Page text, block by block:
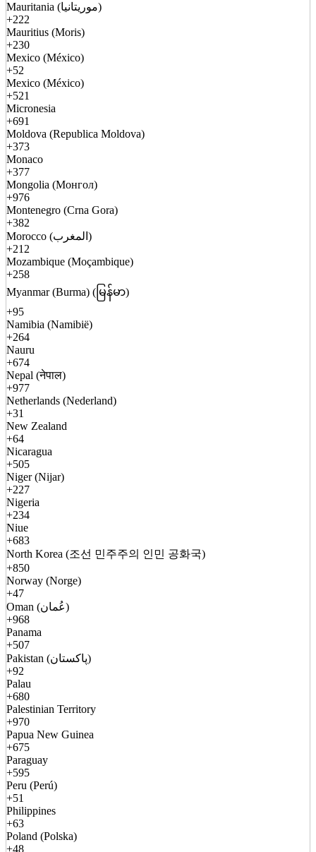
Mauritania (موريتانيا)
+222
Mauritius (Moris)
+230
Mexico (México)
+52
Mexico (México)
+521
Micronesia
+691
Moldova (Republica Moldova)
+373
Monaco
+377
Mongolia (Монгол)
+976
Montenegro (Crna Gora)
+382
Morocco (المغرب)
+212
Mozambique (Moçambique)
+258
Myanmar (Burma) (မြန်မာ)
+95
Namibia (Namibië)
+264
Nauru
+674
Nepal (नेपाल)
+977
Netherlands (Nederland)
+31
New Zealand
+64
Nicaragua
+505
Niger (Nijar)
+227
Nigeria
+234
Niue
+683
North Korea (조선 민주주의 인민 공화국)
+850
Norway (Norge)
+47
Oman (عُمان)
+968
Panama
+507
Pakistan (پاکستان)
+92
Palau
+680
Palestinian Territory
+970
Papua New Guinea
+675
Paraguay
+595
Peru (Perú)
+51
Philippines
+63
Poland (Polska)
+48